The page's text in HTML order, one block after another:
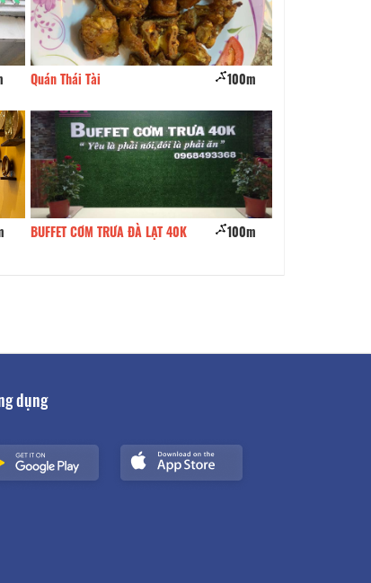
Quán Thái Tài 100m
BUFFET CƠM TRƯA ĐÀ LẠT 40K 100m
dụng